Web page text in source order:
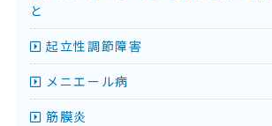
と
起立性調節障害
メニエール病
筋膜炎